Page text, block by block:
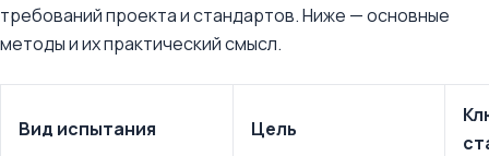
требований проекта и стандартов. Ниже — основные
методы и их практический смысл.
Вид испытания Цель